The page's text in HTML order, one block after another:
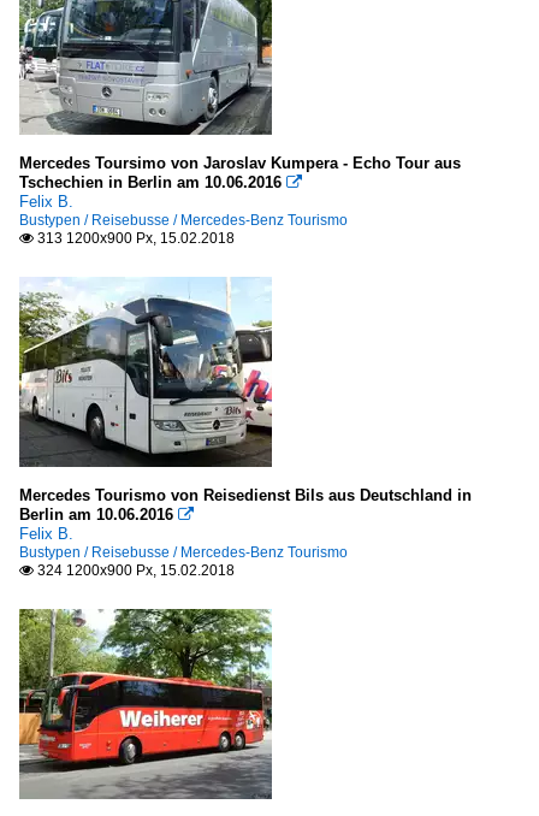
Mercedes Toursimo von Jaroslav Kumpera - Echo Tour aus
Tschechien in Berlin am 10.06.2016 
Felix B.
Bustypen / Reisebusse / Mercedes-Benz Tourismo
 313 1200x900 Px, 15.02.2018
Mercedes Tourismo von Reisedienst Bils aus Deutschland in
Berlin am 10.06.2016 
Felix B.
Bustypen / Reisebusse / Mercedes-Benz Tourismo
 324 1200x900 Px, 15.02.2018